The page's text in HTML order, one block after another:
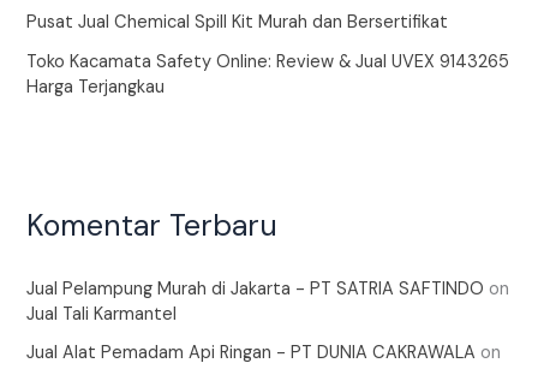
Pusat Jual Chemical Spill Kit Murah dan Bersertifikat
Toko Kacamata Safety Online: Review & Jual UVEX 9143265
Harga Terjangkau
Komentar Terbaru
Jual Pelampung Murah di Jakarta - PT SATRIA SAFTINDO on
Jual Tali Karmantel
Jual Alat Pemadam Api Ringan - PT DUNIA CAKRAWALA on